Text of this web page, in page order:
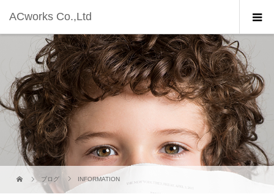
ACworks Co.,Ltd
ブログ INFORMATION